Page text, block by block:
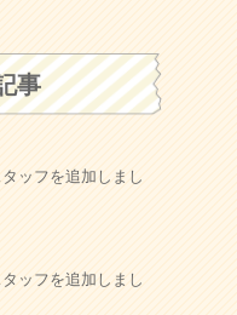
事
ッフを追加しまし
ッフを追加しまし